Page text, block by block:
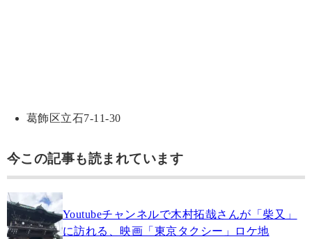
葛飾区立石7-11-30
今この記事も読まれています
Youtubeチャンネルで木村拓哉さんが「柴又」
に訪れる、映画「東京タクシー」ロケ地